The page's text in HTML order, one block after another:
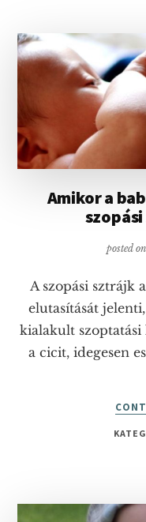
Amikor a
posted on
A szopási sztrájk
elutasítását
kialakult szoptatási
a cicit, idegesen